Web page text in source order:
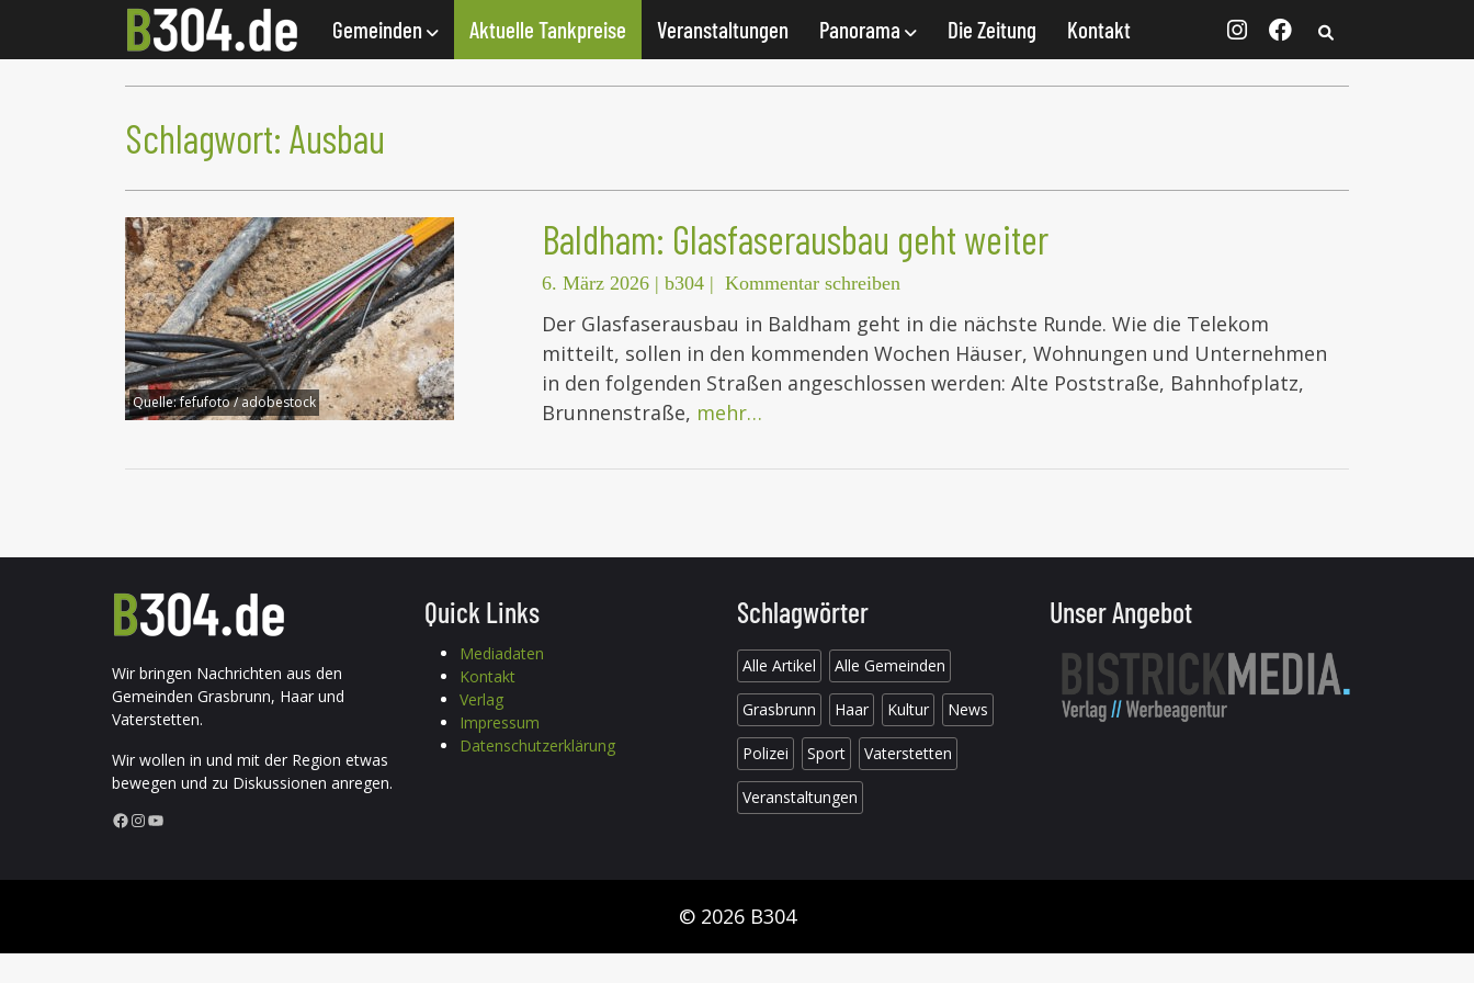
Gemeinden Aktuelle Tankpreise Veranstaltungen Panorama Die Zeitung Kontakt
Schlagwort: Ausbau
Quelle:fefufoto / adobestock
Baldham: Glasfaserausbau geht weiter
6. März 2026 | b304 | Kommentar schreiben
Der Glasfaserausbau in Baldham geht in die nächste Runde. Wie die Telekom
mitteilt, sollen in den kommenden Wochen Häuser, Wohnungen und Unternehmen
in den folgenden Straßen angeschlossen werden: Alte Poststraße, Bahnhofplatz,
Brunnenstraße, mehr…
Wir bringen Nachrichten aus den
Gemeinden Grasbrunn, Haar und
Vaterstetten.
Wir wollen in und mit der Region etwas
bewegen und zu Diskussionen anregen.
Facebook InstagramYouTube
Quick Links
Mediadaten
Kontakt
Verlag
Impressum
Datenschutzerklärung
Schlagwörter
Alle Artikel Alle Gemeinden
Grasbrunn Haar Kultur News
Polizei Sport Vaterstetten
Veranstaltungen
Unser Angebot
© 2026 B304